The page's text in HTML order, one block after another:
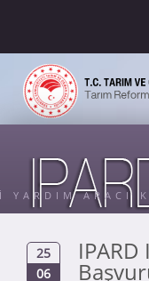
ARACI
25
06